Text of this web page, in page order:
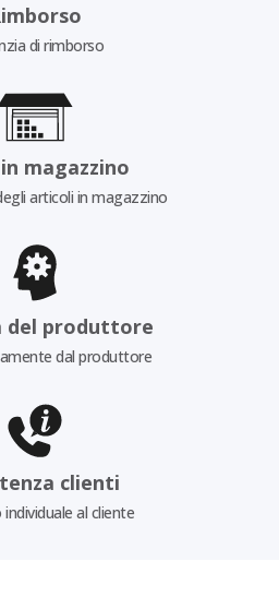
di rimborso
magazzino
articoli in magazzino
del produttore
dal produttore
clienti
al cliente